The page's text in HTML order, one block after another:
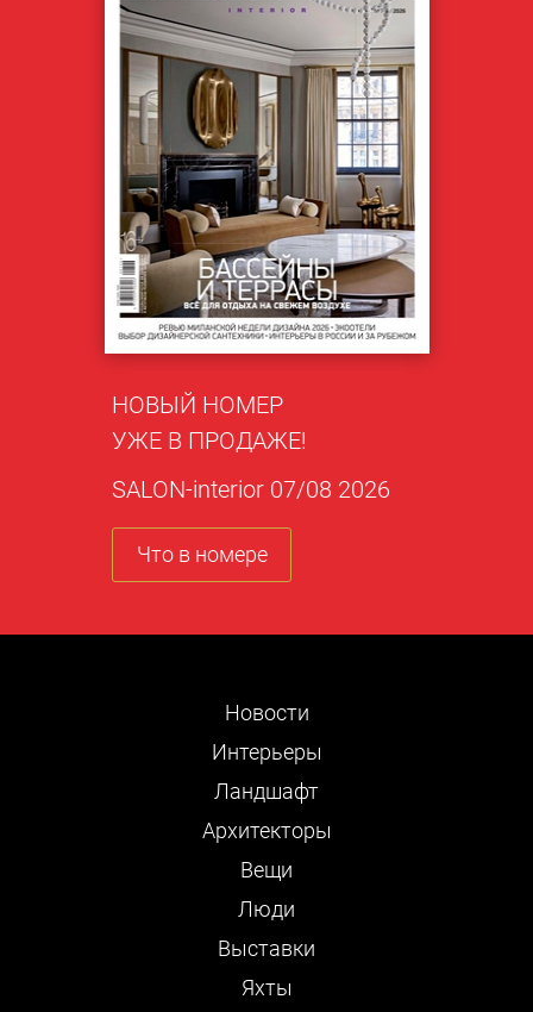
НОВЫЙ НОМЕР
УЖЕ В ПРОДАЖЕ!
SALON-interior 07/08 2026
Что в номере
Новости
Интерьеры
Ландшафт
Архитекторы
Вещи
Люди
Выставки
Яхты